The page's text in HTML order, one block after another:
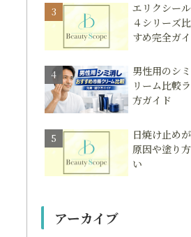
エリクシー
４シリーズ
すめ完全ガ
男性用のシ
リーム比較
方ガイド
日焼け止め
原因や塗り
い
アーカイブ